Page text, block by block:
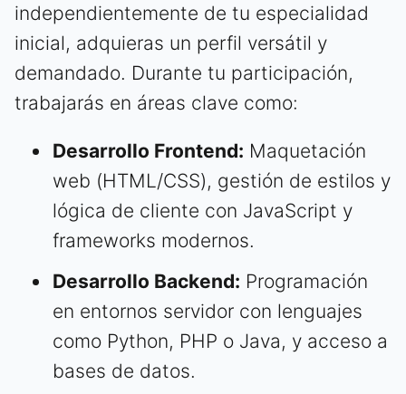
independientemente de tu especialidad
inicial, adquieras un perfil versátil y
demandado. Durante tu participación,
trabajarás en áreas clave como:
Desarrollo Frontend: Maquetación
web (HTML/CSS), gestión de estilos y
lógica de cliente con JavaScript y
frameworks modernos.
Desarrollo Backend: Programación
en entornos servidor con lenguajes
como Python, PHP o Java, y acceso a
bases de datos.